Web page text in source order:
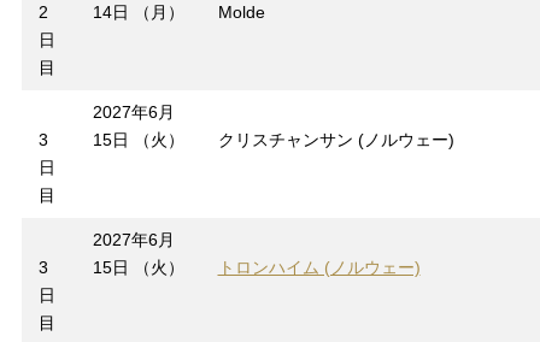
2
日
目
14日 （月）
Molde
3
日
目
2027年6月
15日 （火）
クリスチャンサン (ノルウェー)
3
日
目
2027年6月
15日 （火）
トロンハイム (ノルウェー)